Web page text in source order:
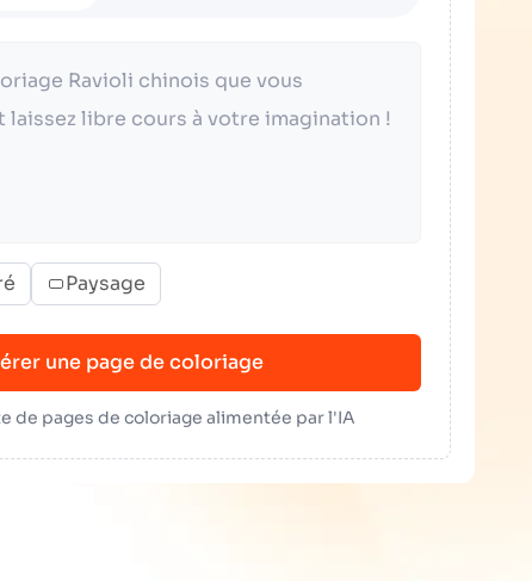
Paysage
une page de coloriage
de pages de coloriage alimentée par l'IA